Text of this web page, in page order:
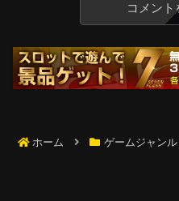
コメント
ホーム ゲームジャンル